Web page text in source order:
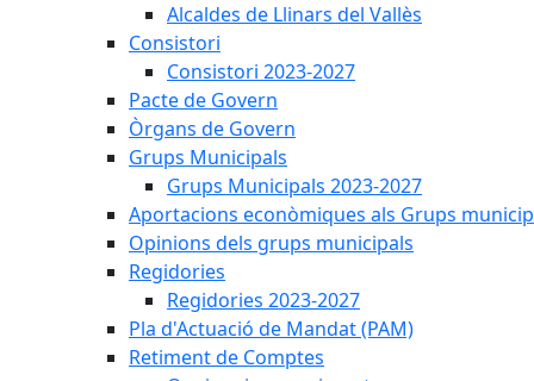
Alcaldes de Llinars del Vallès
Consistori
Consistori 2023-2027
Pacte de Govern
Òrgans de Govern
Grups Municipals
Grups Municipals 2023-2027
Aportacions econòmiques als Grups
Opinions dels grups municipals
Regidories
Regidories 2023-2027
Pla d'Actuació de Mandat (PAM)
Retiment de Comptes